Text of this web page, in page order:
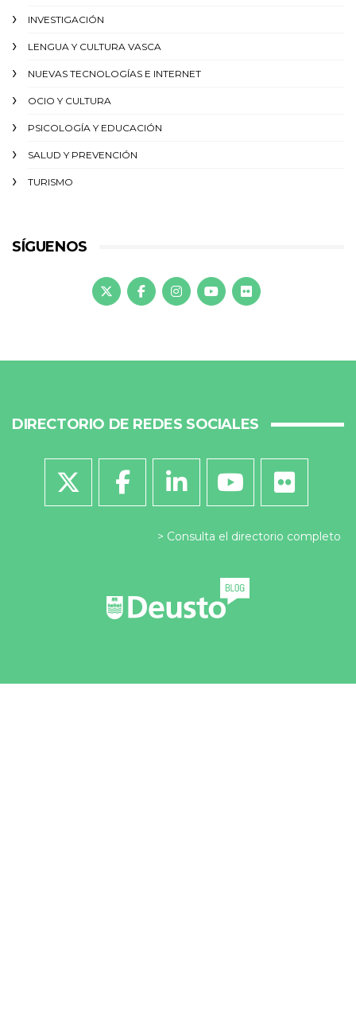
INVESTIGACIÓN
LENGUA Y CULTURA VASCA
NUEVAS TECNOLOGÍAS E INTERNET
OCIO Y CULTURA
PSICOLOGÍA Y EDUCACIÓN
SALUD Y PREVENCIÓN
TURISMO
SÍGUENOS
DIRECTORIO DE REDES SOCIALES
Consulta el directorio completo